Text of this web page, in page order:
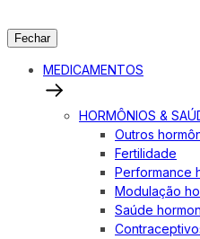
Fechar
MEDICAMENTOS
HORMÔNIOS &
Outros
Fertilidade
Performance
Modulação
Saúde